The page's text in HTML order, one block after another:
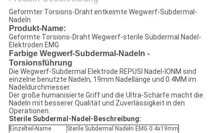
Geformter Torsions-Draht entkeimte Wegwerf-Subdermal-
Nadeln
Produkt-Name:
Geformte Torsions-Draht Wegwerf-sterile Subdermal Nadel-
Elektroden EMG
Farbige Wegwerf-Subdermal-Nadeln -
Torsionsführung
Die Wegwerf-Subdermal Elektrode REPUSI Nadel-IONM sind
einzelne benutzte Nadeln, 19mm Nadellänge und 0.4MM im
Nadeldurchmesser.
Der große humanisierte Griff und die Ultra-Schärfe macht die
Nadeln mit besserer Qualität und Zuverlässigkeit in den
Operationen.
Sterile Subdermal-Nadel-Beschreibung:
Einzelteil-Name
Sterile Subdermal Nadeln EMG 0.4x19mm